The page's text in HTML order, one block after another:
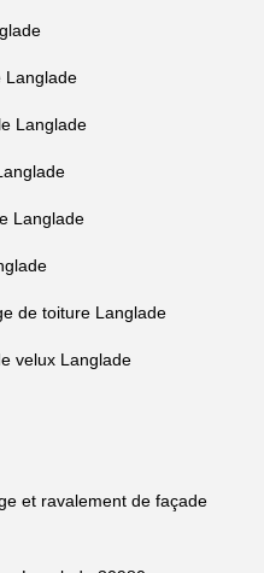
Langlade
Langlade
Langlade
de toiture Langlade
velux Langlade
et ravalement de façade